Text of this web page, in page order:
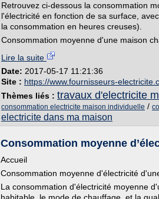
Retrouvez ci-dessous la consommation
l'électricité en fonction de sa surface,
la consommation en heures creuses).
Consommation moyenne d'une maison
Lire la suite
Date: 2017-05-17 11:21:36
Site : https://www.fournisseurs-
Thèmes liés : travaux d'electricite
consommation electricite maison individuelle /
electricite dans ma maison
Consommation moyenne
Accueil
Consommation moyenne d'électricité
La consommation d'électricité moyenne